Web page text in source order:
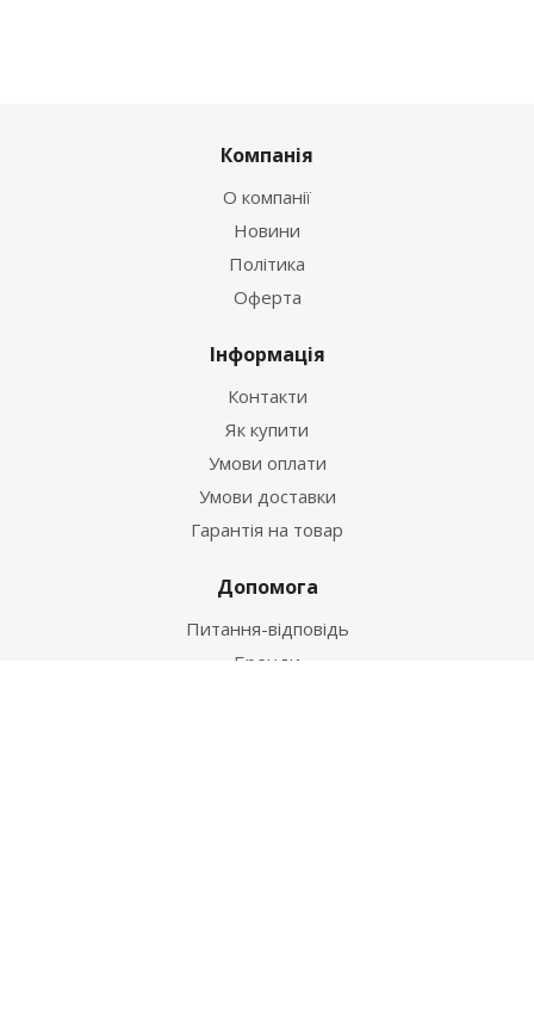
Компанія
О компанії
Новини
Політика
Оферта
Інформація
Контакти
Як купити
Умови оплати
Умови доставки
Гарантія на товар
Допомога
Питання-відповідь
Бренди